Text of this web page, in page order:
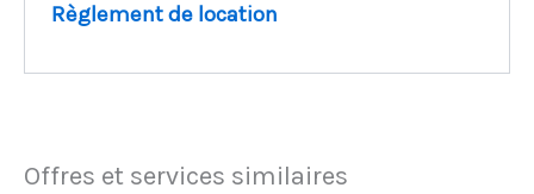
Règlement de location
Offres et services similaires